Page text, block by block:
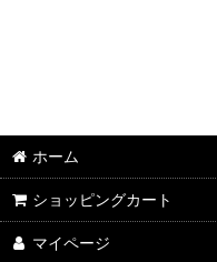
ホーム
ショッピングカート
マイページ